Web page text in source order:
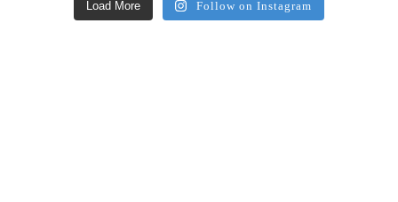
Load More Follow on Instagram